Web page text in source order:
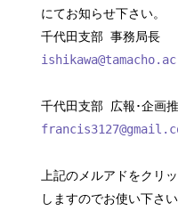
にてお知らせ下さい。
千代田支部 事務
090-
千代田支部 広報･企画
080-
上記のメルアドをクリ
しますのでお使い下さい